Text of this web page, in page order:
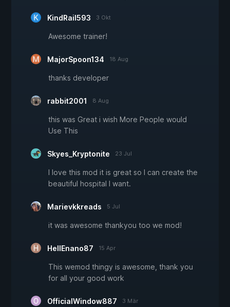
KindRail593 3 Okt
Awesome trainer!
MajorSpoon134 18 Aug
thanks developer
rabbit2001 8 Aug
this was Great i wish More People would
Use This
Skyes_Kryptonite 23 Jul
I love this mod it is great so I can create the
beautiful hospital I want.
Marievkkreads 5 Jul
it was awesome thankyou too we mod!
HellEnano87 15 Apr
This wemod thingy is awesome, thank you
for all your good work
OfficialWindow887 3 Mär